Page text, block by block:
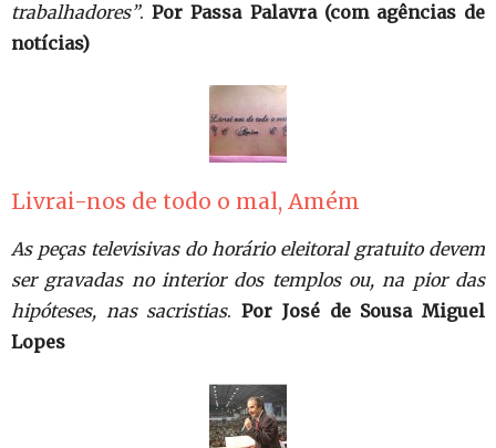
trabalhadores”.Por Passa Palavra (com agências de
notícias)
Livrai-nos de todo o mal, Amém
As peças televisivas do horário eleitoral gratuito devem
ser gravadas no interior dos templos ou, na pior das
hipóteses, nas sacristias.Por José de Sousa Miguel
Lopes